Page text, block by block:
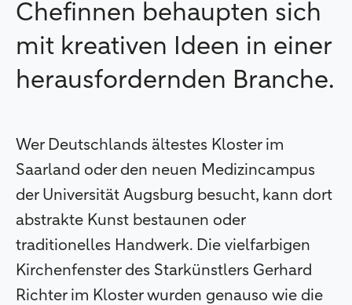
Chefinnen behaupten sich
mit kreativen Ideen in einer
herausfordernden Branche.
Wer Deutschlands ältestes Kloster im
Saarland oder den neuen Medizincampus
der Universität Augsburg besucht, kann dort
abstrakte Kunst bestaunen oder
traditionelles Handwerk. Die vielfarbigen
Kirchenfenster des Starkünstlers Gerhard
Richter im Kloster wurden genauso wie die